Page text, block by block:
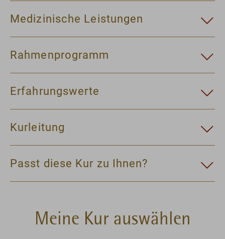
Medizinische Leistungen
Rahmenprogramm
Erfahrungswerte
Kurleitung
Passt diese Kur zu Ihnen?
Meine Kur auswählen